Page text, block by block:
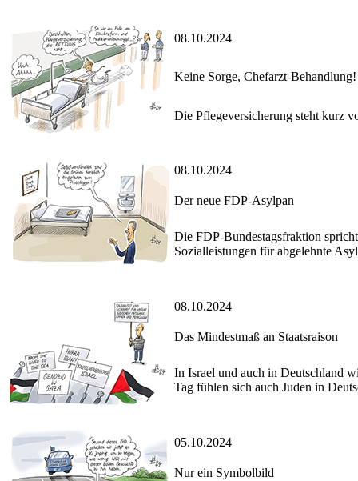
08.10.2024
Keine Sorge, Chefarzt-Behandlung!
Die Pflegeversicherung steht kurz
08.10.2024
Der neue FDP-Asylpan
Die FDP-Bundestagsfraktion
Sozialleistungen für abgelehnte
08.10.2024
Das Mindestmaß an Staatsraison
In Israel und auch in Deutschland
Tag fühlen sich auch Juden in
05.10.2024
Nur ein Symbolbild